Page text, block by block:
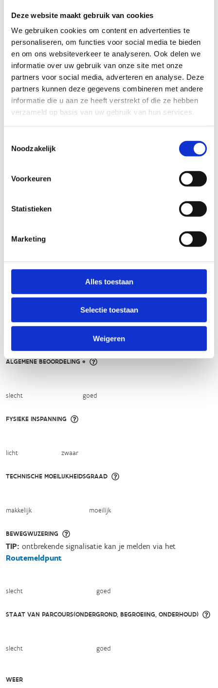
Deze website maakt gebruik van cookies
We gebruiken cookies om content en advertenties te
personaliseren, om functies voor social media te bieden
en om ons websiteverkeer te analyseren. Ook delen we
informatie over uw gebruik van onze site met onze
partners voor social media, adverteren en analyse. Deze
partners kunnen deze gegevens combineren met andere
informatie die u aan ze heeft verstrekt of die ze hebben
verzameld op basis van uw gebruik van hun services.
Noodzakelijk
Voorkeuren
Statistieken
Marketing
Alles toestaan
Selectie toestaan
Weigeren
Wat vond je van deze route?
Jouw beoordeling helpt de kwaliteit van de routes in kaart
te brengen en andere mountainbikers te leiden naar de
fijnste plekken.
In onzebeoordelingsrichtlijnen
vind je tips om een
oprecht nuttige beoordeling te schrijven. Respecteer je
onze richtlijnen niet, dan kunnen wij beslissen jouw
beoordelingen te verwijderen. Wij behouden ons het recht
tekstgedeelte van jouw evaluatie zonder de feitelijke
inhoud ervan te veranderen, bijvoorbeeld om taalfouten
Voor meer informatie over onze routestructuren, neem een
kijkje bij deFAQ.
Wil je een probleem melden op een route? Ga dan naar
hetRoutemeldpunt.
Heb je een vraag, contacteer ons via
sportievevrijetijd@sport.vlaanderen.​
ALGEMENE BEOORDELING *
slecht goed
FYSIEKE INSPANNING
licht zwaar
TECHNISCHE MOEILIJKHEIDSGRAAD
makkelijk moeilijk
BEWEGWIJZERING
slecht goed
TIP: ontbrekende signalisatie kan je melden via het
Routemeldpunt
STAAT VAN PARCOURS(ONDERGROND, BEGROEIING, ONDERHOUD)
slecht goed
WEER